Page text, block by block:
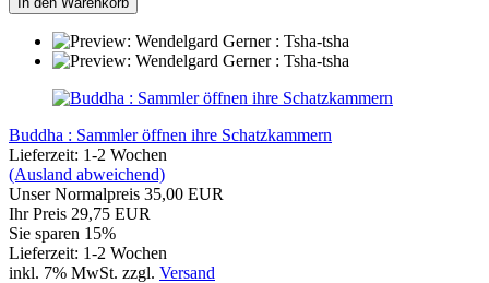
Buddha : Sammler öffnen ihre Schatzkammern
Lieferzeit: 1-2 Wochen
(Ausland abweichend)
Unser Normalpreis 35,00 EUR
Ihr Preis 29,75 EUR
Sie sparen 15%
Lieferzeit: 1-2 Wochen
inkl. 7% MwSt. zzgl. Versand